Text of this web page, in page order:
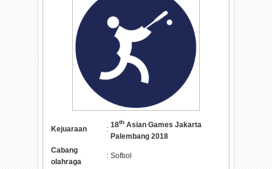
Kejuaraan : 18th Asian Games Jakarta
Palembang 2018
Cabang
olahraga
: Sofbol